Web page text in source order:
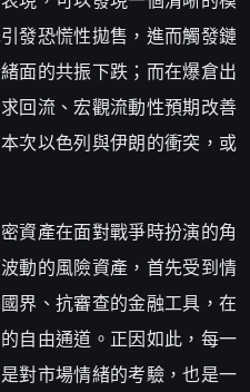
發恐慌性拋售，進而觸發鏈
面的共振下跌；而在爆倉出
回流、宏觀流動性預期改善
次以色列與伊朗的衝突，或
資產在面對戰爭時扮演的角
動的風險資產，首先受到情
界、抗審查的金融工具，在
自由通道。正因如此，每一
對市場情緒的考驗，也是一